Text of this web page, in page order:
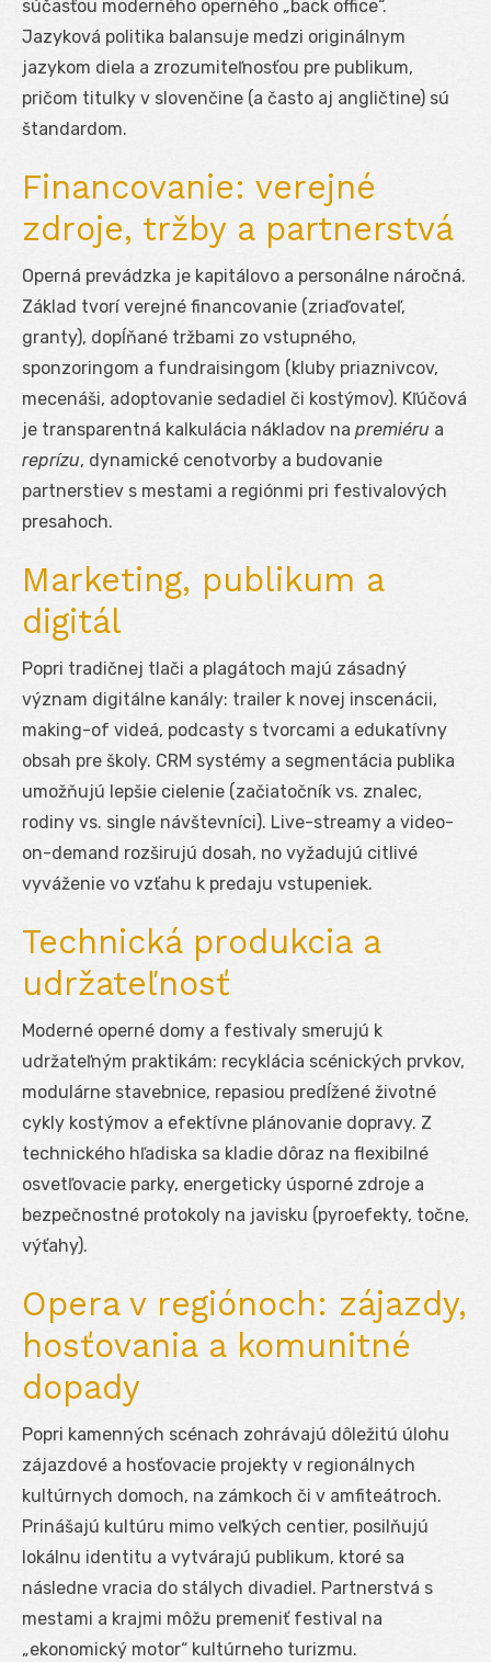
súčasťou moderného operného „back office“.
Jazyková politika balansuje medzi originálnym
jazykom diela a zrozumiteľnosťou pre publikum,
pričom titulky v slovenčine (a často aj angličtine) sú
štandardom.
Financovanie: verejné
zdroje, tržby a partnerstvá
Operná prevádzka je kapitálovo a personálne náročná.
Základ tvorí verejné financovanie (zriaďovateľ,
granty), dopĺňané tržbami zo vstupného,
sponzoringom a fundraisingom (kluby priaznivcov,
mecenáši, adoptovanie sedadiel či kostýmov). Kľúčová
je transparentná kalkulácia nákladov na premiéru a
reprízu, dynamické cenotvorby a budovanie
partnerstiev s mestami a regiónmi pri festivalových
presahoch.
Marketing, publikum a
digitál
Popri tradičnej tlači a plagátoch majú zásadný
význam digitálne kanály: trailer k novej inscenácii,
making-of videá, podcasty s tvorcami a edukatívny
obsah pre školy. CRM systémy a segmentácia publika
umožňujú lepšie cielenie (začiatočník vs. znalec,
rodiny vs. single návštevníci). Live-streamy a video-
on-demand rozširujú dosah, no vyžadujú citlivé
vyváženie vo vzťahu k predaju vstupeniek.
Technická produkcia a
udržateľnosť
Moderné operné domy a festivaly smerujú k
udržateľným praktikám: recyklácia scénických prvkov,
modulárne stavebnice, repasiou predĺžené životné
cykly kostýmov a efektívne plánovanie dopravy. Z
technického hľadiska sa kladie dôraz na flexibilné
osvetľovacie parky, energeticky úsporné zdroje a
bezpečnostné protokoly na javisku (pyroefekty, točne,
výťahy).
Opera v regiónoch: zájazdy,
hosťovania a komunitné
dopady
Popri kamenných scénach zohrávajú dôležitú úlohu
zájazdové a hosťovacie projekty v regionálnych
kultúrnych domoch, na zámkoch či v amfiteátroch.
Prinášajú kultúru mimo veľkých centier, posilňujú
lokálnu identitu a vytvárajú publikum, ktoré sa
následne vracia do stálych divadiel. Partnerstvá s
mestami a krajmi môžu premeniť festival na
„ekonomický motor“ kultúrneho turizmu.